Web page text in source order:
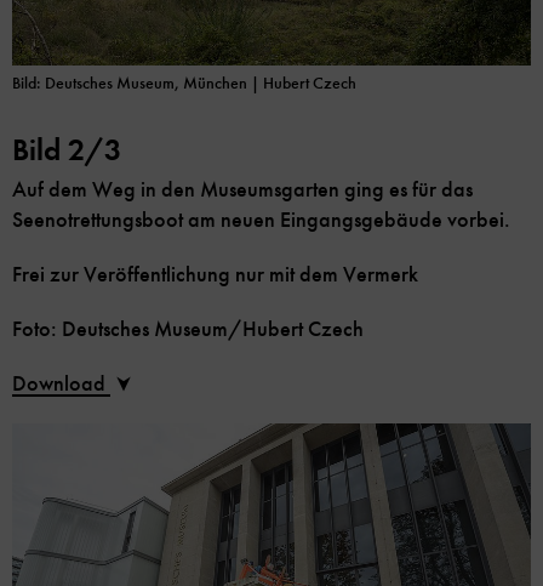
Bild: Deutsches Museum, München | Hubert Czech
Bild 2/3
Auf dem Weg in den Museumsgarten ging es für das
Seenotrettungsboot am neuen Eingangsgebäude vorbei.
Frei zur Veröffentlichung nur mit dem Vermerk
Foto: Deutsches Museum/Hubert Czech
Download